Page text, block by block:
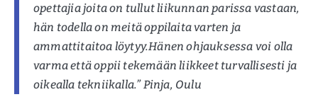
opettajia joita on tullut liikunnan parissa vastaan,
hän todella on meitä oppilaita varten ja
ammattitaitoa löytyy.Hänen ohjauksessa voi olla
varma että oppii tekemään liikkeet turvallisesti ja
oikealla tekniikalla.” Pinja, Oulu